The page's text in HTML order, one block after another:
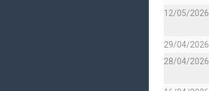
12/05/2026
29/04/2026
28/04/2026